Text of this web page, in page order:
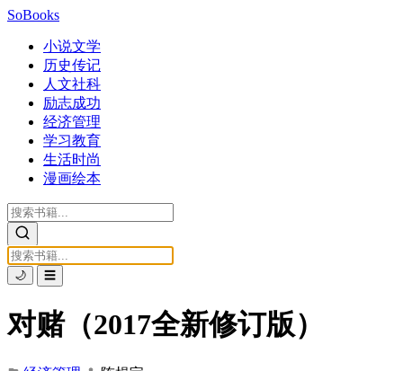
SoBooks
小说文学
历史传记
人文社科
励志成功
经济管理
学习教育
生活时尚
漫画绘本
🌙 ☰
对赌（2017全新修订版）